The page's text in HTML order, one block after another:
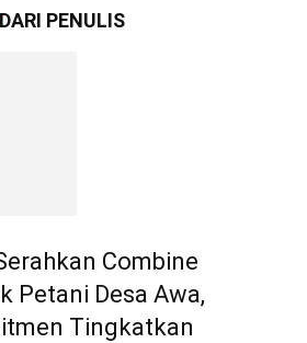
DARI PENULIS
Combine
Petani Desa Awa,
Tingkatkan